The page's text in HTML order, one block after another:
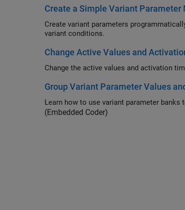
Create a Simple Variant Parameter
Create variant parameters
variant conditions.
Change Active Values and
Change the active values and activation
Group Variant Parameter Values
(Embedded Coder)